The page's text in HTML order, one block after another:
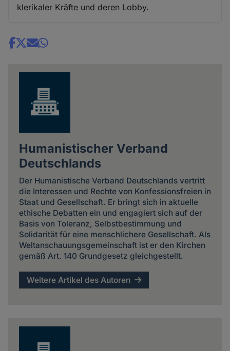
klerikaler Kräfte und deren Lobby.
Share
Humanistischer Verband
Deutschlands
Der Humanistische Verband Deutschlands vertritt
die Interessen und Rechte von Konfessionsfreien in
Staat und Gesellschaft. Er bringt sich in aktuelle
ethische Debatten ein und engagiert sich auf der
Basis von Toleranz, Selbstbestimmung und
Solidarität für eine menschlichere Gesellschaft. Als
Weltanschauungsgemeinschaft ist er den Kirchen
gemäß Art. 140 Grundgesetz gleichgestellt.
Weitere Artikel des Autoren